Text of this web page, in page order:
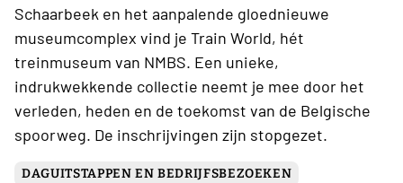
Schaarbeek en het aanpalende gloednieuwe
museumcomplex vind je Train World, hét
treinmuseum van NMBS. Een unieke,
indrukwekkende collectie neemt je mee door het
verleden, heden en de toekomst van de Belgische
spoorweg. De inschrijvingen zijn stopgezet.
DAGUITSTAPPEN EN BEDRIJFSBEZOEKEN